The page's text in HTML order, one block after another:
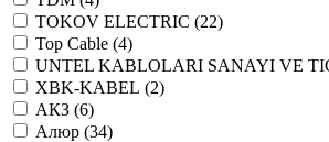
TOKOV ELECTRIC (22)
Top Cable (4)
UNTEL KABLOLARI SANAYI VE
XBK-KABEL (2)
АКЗ (6)
Алюр (34)